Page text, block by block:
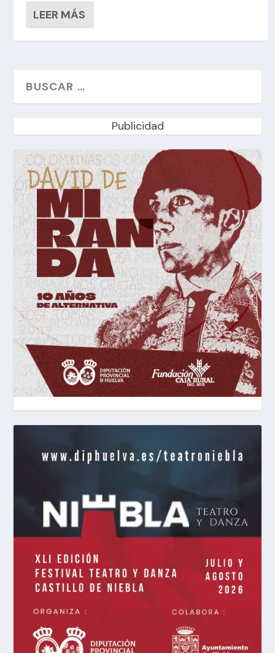
LEER MÁS
Publicidad